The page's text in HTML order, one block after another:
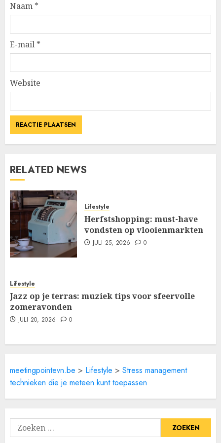
Naam *
E-mail *
Website
RELATED NEWS
Lifestyle
Herfstshopping: must-have
vondsten op vlooienmarkten
JULI 25, 2026 0
Lifestyle
Jazz op je terras: muziek tips voor sfeervolle
zomeravonden
JULI 20, 2026 0
meetingpointevn.be > Lifestyle > Stress management
technieken die je meteen kunt toepassen
Zoeken
naar: